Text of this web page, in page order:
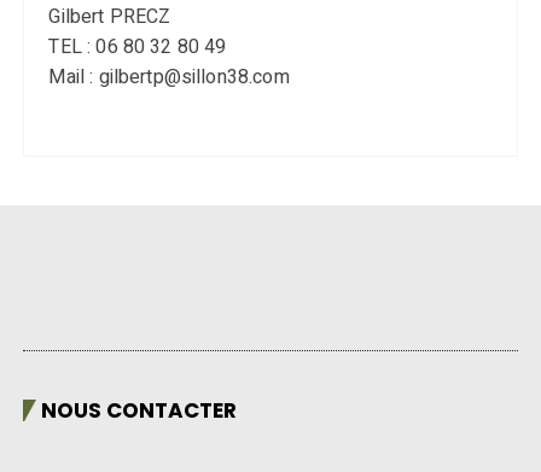
Gilbert PRECZ
TEL : 06 80 32 80 49
Mail : gilbertp@sillon38.com
NOUS CONTACTER